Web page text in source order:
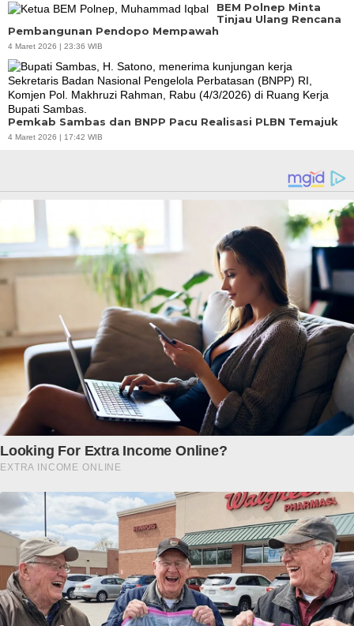
BEM Polnep Minta
Tinjau Ulang Rencana
Pembangunan Pendopo Mempawah
4 Maret 2026 | 23:36 WIB
Pemkab Sambas dan BNPP Pacu Realisasi PLBN Temajuk
4 Maret 2026 | 17:42 WIB